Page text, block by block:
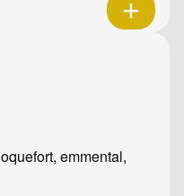
emmental,